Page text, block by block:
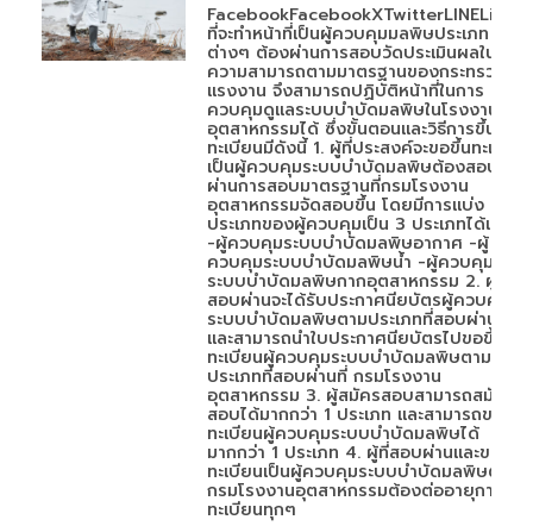
FacebookFacebookXTwitterLINELineผู้
ที่จะทำหน้าที่เป็นผู้ควบคุมมลพิษประเภท
ต่างๆ ต้องผ่านการสอบวัดประเมินผลใน
ความสามารถตามมาตรฐานของกระทรวง
แรงงาน จึงสามารถปฏิบัติหน้าที่ในการ
ควบคุมดูแลระบบบำบัดมลพิษในโรงงาน
อุตสาหกรรมได้ ซึ่งขั้นตอนและวิธีการขึ้น
ทะเบียนมีดังนี้ 1. ผู้ที่ประสงค์จะขอขึ้นทะเบียน
เป็นผู้ควบคุมระบบบำบัดมลพิษต้องสอบ
ผ่านการสอบมาตรฐานที่กรมโรงงาน
อุตสาหกรรมจัดสอบขึ้น โดยมีการแบ่ง
ประเภทของผู้ควบคุมเป็น 3 ประเภทได้แก่
-ผู้ควบคุมระบบบำบัดมลพิษอากาศ -ผู้
ควบคุมระบบบำบัดมลพิษน้ำ -ผู้ควบคุม
ระบบบำบัดมลพิษกากอุตสาหกรรม 2. ผู้ที่
สอบผ่านจะได้รับประกาศนียบัตรผู้ควบคุม
ระบบบำบัดมลพิษตามประเภทที่สอบผ่าน
และสามารถนำใบประกาศนียบัตรไปขอขึ้น
ทะเบียนผู้ควบคุมระบบบำบัดมลพิษตาม
ประเภทที่สอบผ่านที่ กรมโรงงาน
อุตสาหกรรม 3. ผู้สมัครสอบสามารถสมัคร
สอบได้มากกว่า 1 ประเภท และสามารถขอขึ้น
ทะเบียนผู้ควบคุมระบบบำบัดมลพิษได้
มากกว่า 1 ประเภท 4. ผู้ที่สอบผ่านและขอขึ้น
ทะเบียนเป็นผู้ควบคุมระบบบำบัดมลพิษต่อ
กรมโรงงานอุตสาหกรรมต้องต่ออายุการขึ้น
ทะเบียนทุกๆ